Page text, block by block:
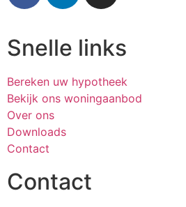
Snelle links
Bereken uw hypotheek
Bekijk ons woningaanbod
Over ons
Downloads
Contact
Contact